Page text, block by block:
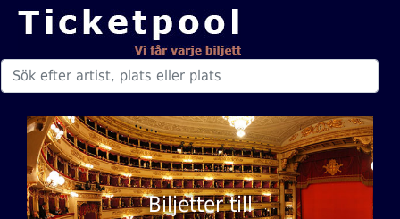
Biljetter till